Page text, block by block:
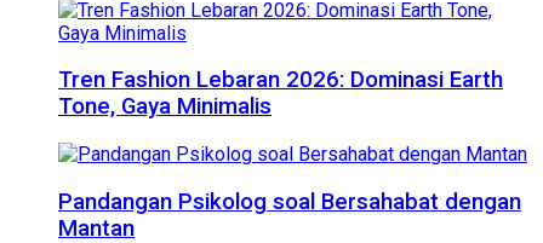
Tren Fashion Lebaran 2026: Dominasi Earth
Tone, Gaya Minimalis
Pandangan Psikolog soal Bersahabat dengan
Mantan